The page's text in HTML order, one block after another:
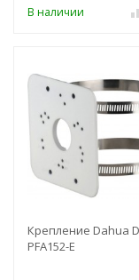
В наличии
Крепление Dahua
PFA152-E